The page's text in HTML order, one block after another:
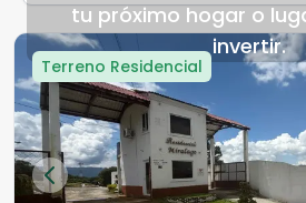
tu próximo hogar o
invertir.
Terreno Residencial